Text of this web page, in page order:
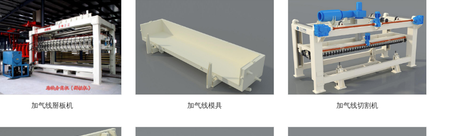
加气线掰板机 加气线模具 加气线切割机